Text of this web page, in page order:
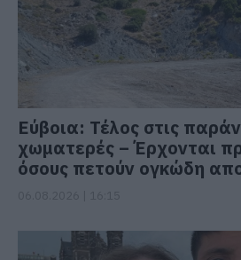
Εύβοια: Τέλος στις
χωματερές – Έρχονται
όσους πετούν ογκώδη